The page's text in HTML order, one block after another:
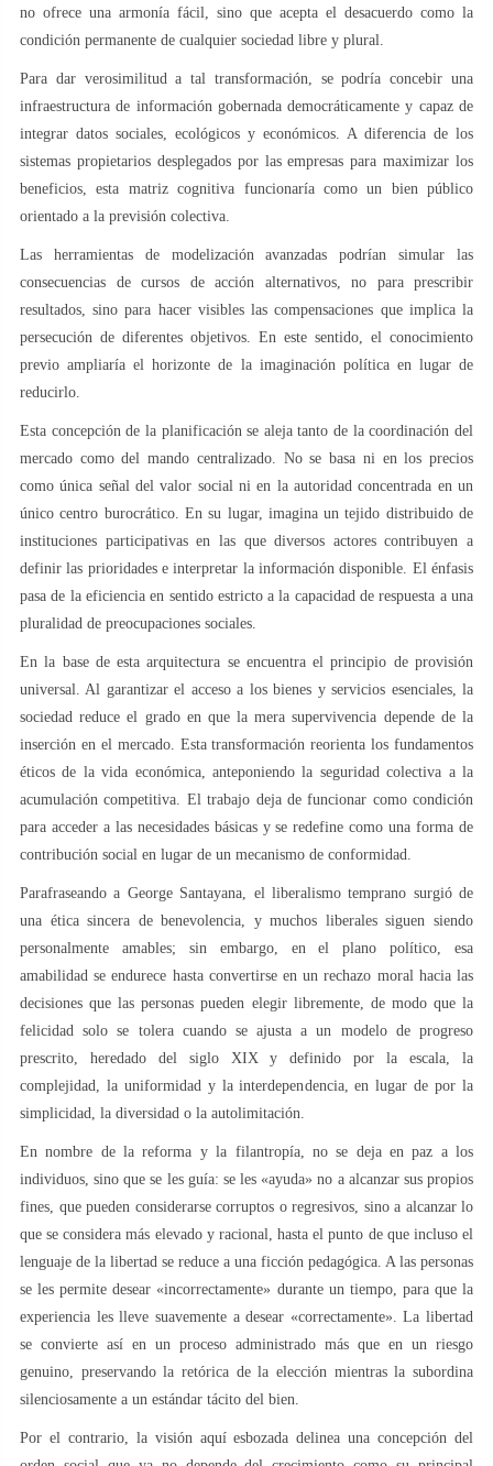
no ofrece una armonía fácil, sino que acepta el desacuerdo como la
condición permanente de cualquier sociedad libre y plural.
Para dar verosimilitud a tal transformación, se podría concebir una
infraestructura de información gobernada democráticamente y capaz de
integrar datos sociales, ecológicos y económicos. A diferencia de los
sistemas propietarios desplegados por las empresas para maximizar los
beneficios, esta matriz cognitiva funcionaría como un bien público
orientado a la previsión colectiva.
Las herramientas de modelización avanzadas podrían simular las
consecuencias de cursos de acción alternativos, no para prescribir
resultados, sino para hacer visibles las compensaciones que implica la
persecución de diferentes objetivos. En este sentido, el conocimiento
previo ampliaría el horizonte de la imaginación política en lugar de
reducirlo.
Esta concepción de la planificación se aleja tanto de la coordinación del
mercado como del mando centralizado. No se basa ni en los precios
como única señal del valor social ni en la autoridad concentrada en un
único centro burocrático. En su lugar, imagina un tejido distribuido de
instituciones participativas en las que diversos actores contribuyen a
definir las prioridades e interpretar la información disponible. El énfasis
pasa de la eficiencia en sentido estricto a la capacidad de respuesta a una
pluralidad de preocupaciones sociales.
En la base de esta arquitectura se encuentra el principio de provisión
universal. Al garantizar el acceso a los bienes y servicios esenciales, la
sociedad reduce el grado en que la mera supervivencia depende de la
inserción en el mercado. Esta transformación reorienta los fundamentos
éticos de la vida económica, anteponiendo la seguridad colectiva a la
acumulación competitiva. El trabajo deja de funcionar como condición
para acceder a las necesidades básicas y se redefine como una forma de
contribución social en lugar de un mecanismo de conformidad.
Parafraseando a George Santayana, el liberalismo temprano surgió de
una ética sincera de benevolencia, y muchos liberales siguen siendo
personalmente amables; sin embargo, en el plano político, esa
amabilidad se endurece hasta convertirse en un rechazo moral hacia las
decisiones que las personas pueden elegir libremente, de modo que la
felicidad solo se tolera cuando se ajusta a un modelo de progreso
prescrito, heredado del siglo XIX y definido por la escala, la
complejidad, la uniformidad y la interdependencia, en lugar de por la
simplicidad, la diversidad o la autolimitación.
En nombre de la reforma y la filantropía, no se deja en paz a los
individuos, sino que se les guía: se les «ayuda» no a alcanzar sus propios
fines, que pueden considerarse corruptos o regresivos, sino a alcanzar lo
que se considera más elevado y racional, hasta el punto de que incluso el
lenguaje de la libertad se reduce a una ficción pedagógica. A las personas
se les permite desear «incorrectamente» durante un tiempo, para que la
experiencia les lleve suavemente a desear «correctamente». La libertad
se convierte así en un proceso administrado más que en un riesgo
genuino, preservando la retórica de la elección mientras la subordina
silenciosamente a un estándar tácito del bien.
Por el contrario, la visión aquí esbozada delinea una concepción del